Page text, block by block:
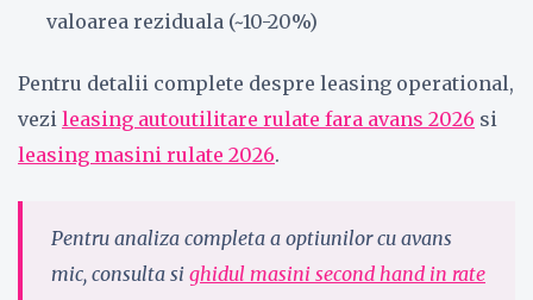
valoarea reziduala (~10-20%)
Pentru detalii complete despre leasing operational,
vezi leasing autoutilitare rulate fara avans 2026 si
leasing masini rulate 2026.
Pentru analiza completa a optiunilor cu avans
mic, consulta si ghidul masini second hand in rate